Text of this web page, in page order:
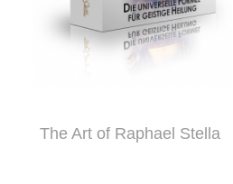
The Art of Raphael Stella